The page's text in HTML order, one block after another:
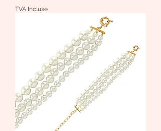
TVA Incluse